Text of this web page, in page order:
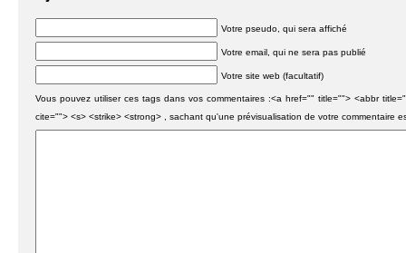
Votre pseudo, qui sera affiché
Votre email, qui ne sera pas publié
Votre site web (facultatif)
Vous pouvez utiliser ces tags dans vos commentaires :<a href="" title=""> <abbr
cite=""> <s> <strike> <strong> , sachant qu'une prévisualisation de votre commentaire